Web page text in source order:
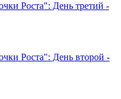
Роста": День третий -
Роста": День второй -